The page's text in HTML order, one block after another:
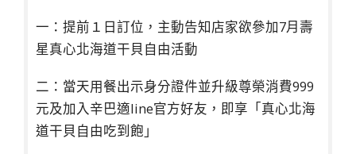
一：提前１日訂位，主動告知店家欲參加7月壽
星真心北海道干貝自由活動
二：當天用餐出示身分證件並升級尊榮消費999
元及加入辛巴適line官方好友，即享「真心北海
道干貝自由吃到飽」